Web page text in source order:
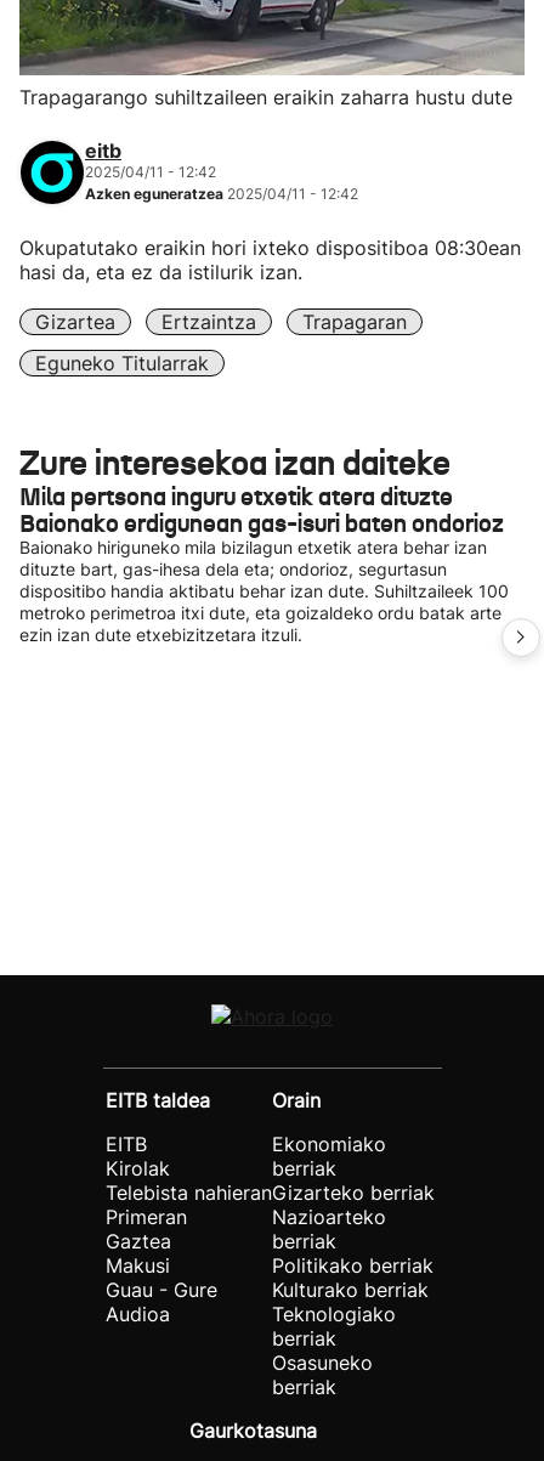
Trapagarango suhiltzaileen eraikin zaharra hustu dute
eitb
2025/04/11 - 12:42
Azken eguneratzea 2025/04/11 - 12:42
Okupatutako eraikin hori ixteko dispositiboa 08:30ean
hasi da, eta ez da istilurik izan.
Gizartea Ertzaintza
Trapagaran
Eguneko Titularrak
Zure interesekoa izan daiteke
Mila pertsona inguru etxetik atera dituzte
Baionako erdigunean gas-isuri baten ondorioz
Baionako hiriguneko mila bizilagun etxetik atera behar izan
dituzte bart, gas-ihesa dela eta; ondorioz, segurtasun
dispositibo handia aktibatu behar izan dute. Suhiltzaileek 100
metroko perimetroa itxi dute, eta goizaldeko ordu batak arte
ezin izan dute etxebizitzetara itzuli.
EITB taldea
EITB
Kirolak
Telebista nahieran
Primeran
Gaztea
Makusi
Guau - Gure
Audioa
Orain
Ekonomiako
berriak
Gizarteko berriak
Nazioarteko
berriak
Politikako berriak
Kulturako berriak
Teknologiako
berriak
Osasuneko
berriak
Gaurkotasuna